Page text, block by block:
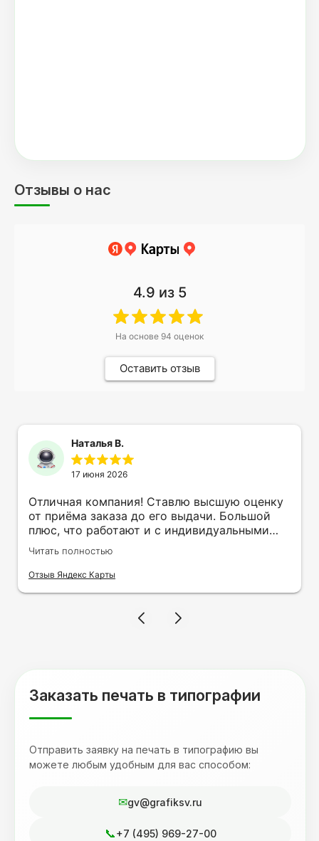
Отзывы о нас
4.9 из 5
На основе 94 оценок
Оставить отзыв
Наталья В.
17 июня 2026
Отличная компания! Ставлю высшую оценку
от приёма заказа до его выдачи. Большой
плюс, что работают и с индивидуальными
заказами. Нелбходимо было нанести принт
на кружку в подарок. Заказ был исполнен
оперативно и ооочень красиво, даже не
терпеливость, отвечала на все мои вопросы.
Читать полностью
Отзыв Яндекс Карты
Заказать печать в типографии
Отправить заявку на печать в типографию вы
можете любым удобным для вас способом:
gv@grafiksv.ru
+7 (495) 969-27-00